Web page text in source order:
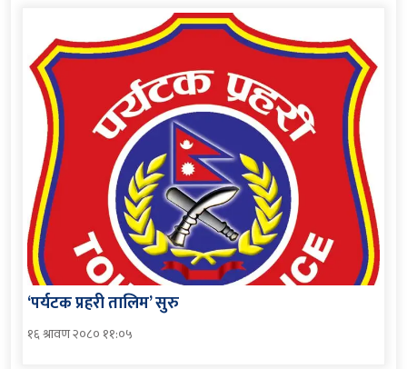
‘पर्यटक प्रहरी तालिम’ सुरु
१६ श्रावण २०८० ११:०५